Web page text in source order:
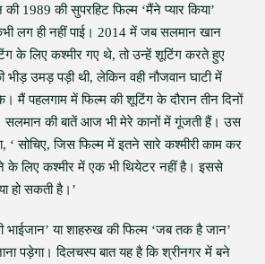
1989 की सुपरहिट फिल्म ‘मैंने प्यार किया’
लग ही नहीं पाई। 2014 में जब सलमान खान
के लिए कश्मीर गए थे, तो उन्हें शूटिंग करते हुए
उमड़ पड़ी थी, लेकिन वही नौजवान घाटी में
मैं पहलगाम में फिल्म की शूटिंग के दौरान तीन दिनों
की बातें आज भी मेरे कानों में गूंजती हैं। उस
‘ सोचिए, जिस फिल्म में इतने सारे कश्मीरी काम कर
के लिए कश्मीर में एक भी थियेटर नहीं है। इससे
हो सकती है।’
भाईजान’ या शाहरुख की फिल्म ‘जब तक है जान’
पड़ेगा। दिलचस्प बात यह है कि श्रीनगर में बने